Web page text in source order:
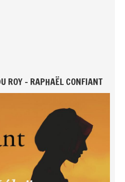
ROY - RAPHAËL CONFIANT